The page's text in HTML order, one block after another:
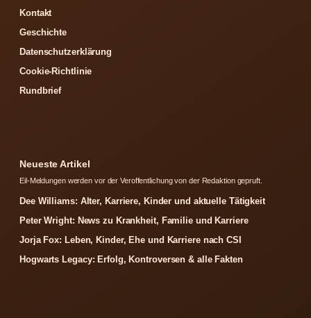
Kontakt
Geschichte
Datenschutzerklärung
Cookie-Richtlinie
Rundbrief
Neueste Artikel
Eil-Meldungen werden vor der Veroffentlichung von der Redaktion gepruft.
Dee Williams: Alter, Karriere, Kinder und aktuelle Tätigkeit
Peter Wright: News zu Krankheit, Familie und Karriere
Jorja Fox: Leben, Kinder, Ehe und Karriere nach CSI
Hogwarts Legacy: Erfolg, Kontroversen & alle Fakten